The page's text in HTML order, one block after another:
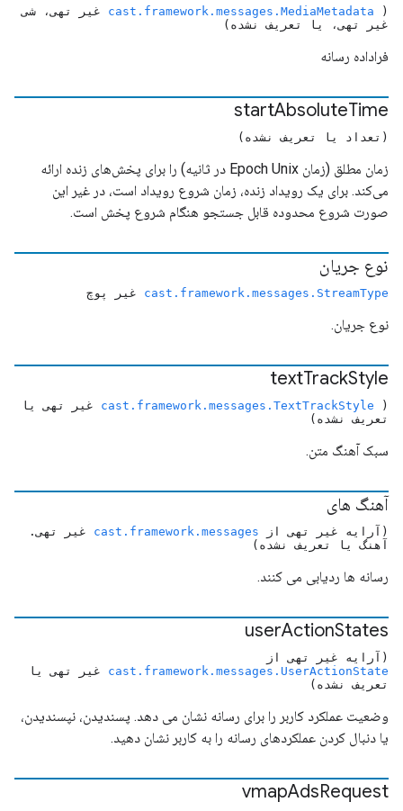
(
cast.framework.messages.MediaMetadata غیر تهی، شی
غیر تهی، یا تعریف نشده)
فراداده رسانه
startAbsoluteTime
(تعداد یا تعریف نشده)
زمان مطلق (زمان Epoch Unix در ثانیه) را برای پخش‌های زنده ارائه
می‌کند. برای یک رویداد زنده، زمان شروع رویداد است، در غیر این
صورت شروع محدوده قابل جستجو هنگام شروع پخش است.
نوع جریان
cast.framework.messages.StreamType غیر پوچ
نوع جریان.
textTrackStyle
(
cast.framework.messages.TextTrackStyle غیر تهی یا
تعریف نشده)
سبک آهنگ متن.
آهنگ های
(آرایه غیر تهی از cast.framework.messages غیر تهی.
آهنگ یا تعریف نشده)
رسانه ها ردیابی می کنند.
userActionStates
(آرایه غیر تهی از
cast.framework.messages.UserActionState غیر تهی یا
تعریف نشده)
وضعیت عملکرد کاربر را برای رسانه نشان می دهد. پسندیدن، نپسندیدن،
یا دنبال کردن عملکردهای رسانه را به کاربر نشان دهید.
vmapAdsRequest